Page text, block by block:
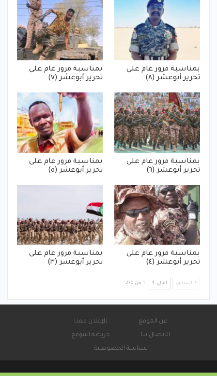
بمناسبة مرور عام على
تحرير أبوعشر (٨)
بمناسبة مرور عام على
تحرير أبوعشر (٧)
بمناسبة مرور عام على
تحرير أبوعشر (٦)
بمناسبة مرور عام على
تحرير أبوعشر (٥)
بمناسبة مرور عام على
تحرير أبوعشر (٤)
بمناسبة مرور عام على
تحرير أبوعشر (٣)
السابق التالي 1 من 270
عن الموقع
للإعلان معنا
الاتصال بنا
خريطة الموقع
سياسة الخصوصية